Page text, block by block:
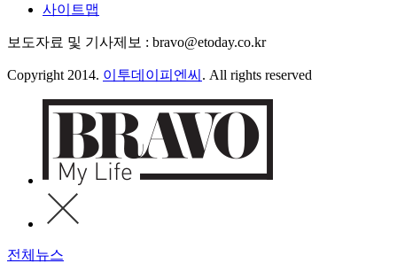
사이트맵
보도자료 및 기사제보 : bravo@etoday.co.kr
Copyright 2014. 이투데이피엔씨 . All rights reserved
전체뉴스